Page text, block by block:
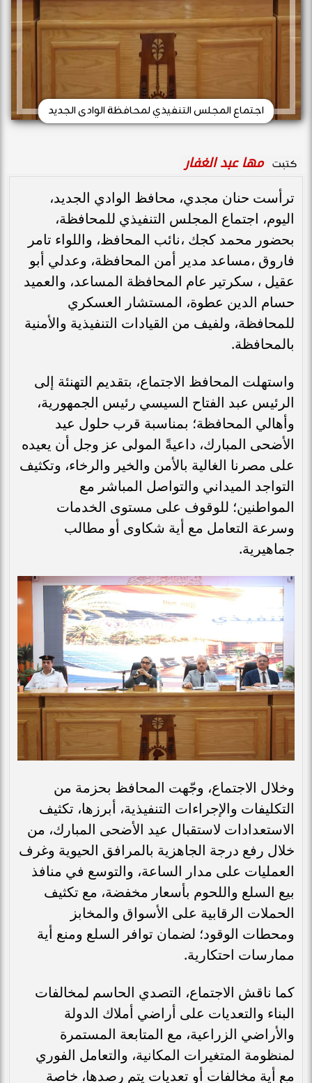
اجتماع المجلس التنفيذي لمحافظة الوادى الجديد
كتبت مها عبد الغفار
ترأست حنان مجدي، محافظ الوادي الجديد،
اليوم، اجتماع المجلس التنفيذي للمحافظة،
بحضور محمد كجك ،نائب المحافظ، واللواء تامر
فاروق ،مساعد مدير أمن المحافظة، وعدلي أبو
عقيل ، سكرتير عام المحافظة المساعد، والعميد
حسام الدين عطوة، المستشار العسكري
للمحافظة، ولفيف من القيادات التنفيذية والأمنية
بالمحافظة.
واستهلت المحافظ الاجتماع، بتقديم التهنئة إلى
الرئيس عبد الفتاح السيسي رئيس الجمهورية،
وأهالي المحافظة؛ بمناسبة قرب حلول عيد
الأضحى المبارك، داعيةً المولى عز وجل أن يعيده
على مصرنا الغالية بالأمن والخير والرخاء، وتكثيف
التواجد الميداني والتواصل المباشر مع
المواطنين؛ للوقوف على مستوى الخدمات
وسرعة التعامل مع أية شكاوى أو مطالب
جماهيرية.
وخلال الاجتماع، وجّهت المحافظ بحزمة من
التكليفات والإجراءات التنفيذية، أبرزها، تكثيف
الاستعدادات لاستقبال عيد الأضحى المبارك، من
خلال رفع درجة الجاهزية بالمرافق الحيوية وغرف
العمليات على مدار الساعة، والتوسع في منافذ
بيع السلع واللحوم بأسعار مخفضة، مع تكثيف
الحملات الرقابية على الأسواق والمخابز
ومحطات الوقود؛ لضمان توافر السلع ومنع أية
ممارسات احتكارية.
كما ناقش الاجتماع، التصدي الحاسم لمخالفات
البناء والتعديات على أراضي أملاك الدولة
والأراضي الزراعية، مع المتابعة المستمرة
لمنظومة المتغيرات المكانية، والتعامل الفوري
مع أية مخالفات أو تعديات يتم رصدها، خاصة